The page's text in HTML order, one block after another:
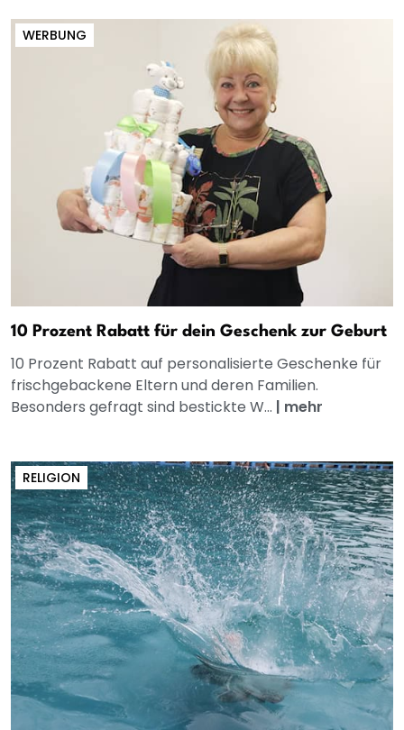
WERBUNG
10 Prozent Rabatt für dein Geschenk zur Geburt
10 Prozent Rabatt auf personalisierte Geschenke für
frischgebackene Eltern und deren Familien.
Besonders gefragt sind bestickte W... | mehr
RELIGION